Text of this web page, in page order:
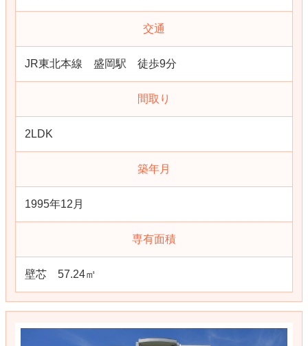
交通
JR東北本線 盛岡駅 徒歩9分
間取り
2LDK
築年月
1995年12月
専有面積
壁芯 57.24㎡